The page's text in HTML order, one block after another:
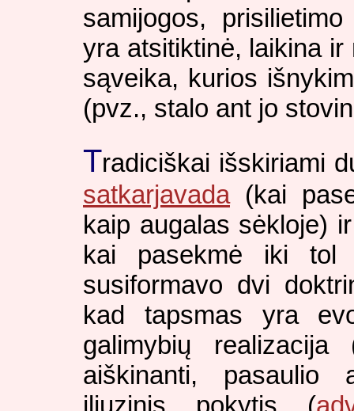
samijogos,
yra atsitiktinė, laikina
sąveika, kurios
(pvz., stalo ant jo
Tradiciškai išskiriami
satkarjavada(kai
kaip augalas sėkloje)
kai pasekmė iki tol
susiformavo dvi
kad tapsmas yra
galimybių realizacija
aiškinanti, pasaulio